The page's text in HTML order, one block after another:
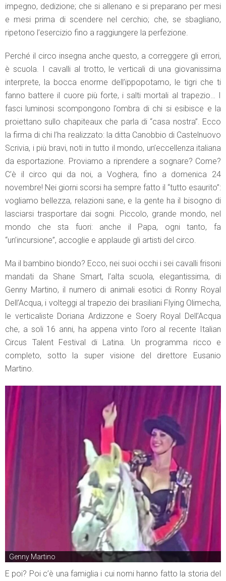
impegno, dedizione; che si allenano e si preparano per mesi
e mesi prima di scendere nel cerchio; che, se sbagliano,
ripetono l’esercizio fino a raggiungere la perfezione.
Perché il circo insegna anche questo, a correggere gli errori,
è scuola. I cavalli al trotto, le verticali di una giovanissima
interprete, la bocca enorme dell’ippopotamo, le tigri che ti
fanno battere il cuore più forte, i salti mortali al trapezio… I
fasci luminosi scompongono l’ombra di chi si esibisce e la
proiettano sullo chapiteaux che parla di “casa nostra”. Ecco
la firma di chi l’ha realizzato: la ditta Canobbio di Castelnuovo
Scrivia, i più bravi, noti in tutto il mondo, un’eccellenza italiana
da esportazione. Proviamo a riprendere a sognare? Come?
C’è il circo qui da noi, a Voghera, fino a domenica 24
novembre! Nei giorni scorsi ha sempre fatto il “tutto esaurito”:
vogliamo bellezza, relazioni sane, e la gente ha il bisogno di
lasciarsi trasportare dai sogni. Piccolo, grande mondo, nel
mondo che sta fuori: anche il Papa, ogni tanto, fa
“un’incursione”, accoglie e applaude gli artisti del circo.
Ma il bambino biondo? Ecco, nei suoi occhi i sei cavalli frisoni
mandati da Shane Smart, l’alta scuola, elegantissima, di
Genny Martino, il numero di animali esotici di Ronny Royal
Dell’Acqua, i volteggi al trapezio dei brasiliani Flying Olimecha,
le verticaliste Doriana Ardizzone e Soery Royal Dell’Acqua
che, a soli 16 anni, ha appena vinto l’oro al recente Italian
Circus Talent Festival di Latina. Un programma ricco e
completo, sotto la super visione del direttore Eusanio
Martino.
Genny Martino
E poi? Poi c’è una famiglia i cui nomi hanno fatto la storia del